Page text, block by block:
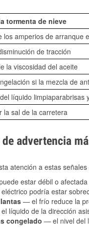
tormenta de nieve
los amperios de arranque
de tracción
la viscosidad del aceite
si la mezcla de
líquido
la sal de la carretera
advertencia
atención a estas
estar débil o afectada
podría estar
— el frío reduce la
líquido de la dirección
congelado — el nivel del